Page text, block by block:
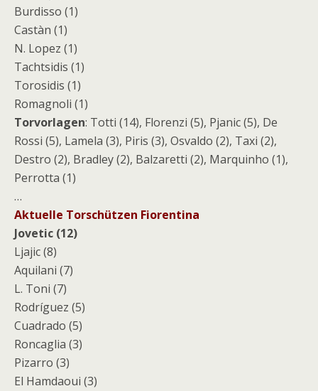
Burdisso (1)
Castàn (1)
N. Lopez (1)
Tachtsidis (1)
Torosidis (1)
Romagnoli (1)
Torvorlagen: Totti (14), Florenzi (5), Pjanic (5), De
Rossi (5), Lamela (3), Piris (3), Osvaldo (2), Taxi (2),
Destro (2), Bradley (2), Balzaretti (2), Marquinho (1),
Perrotta (1)
…
Aktuelle Torschützen Fiorentina
Jovetic (12)
Ljajic (8)
Aquilani (7)
L. Toni (7)
Rodríguez (5)
Cuadrado (5)
Roncaglia (3)
Pizarro (3)
El Hamdaoui (3)